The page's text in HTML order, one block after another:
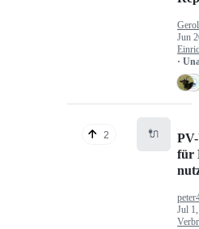
Jun
·
2 🔌
für
Jul